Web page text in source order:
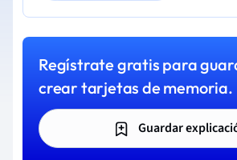
Regístrate gratis para
crear tarjetas de memoria.
Guardar